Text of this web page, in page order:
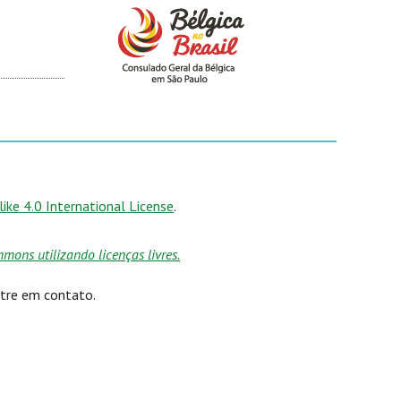
4.0 International License.
utilizando licenças livres.
em contato.